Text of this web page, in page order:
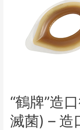
“鶴牌”造
滅菌) – 造